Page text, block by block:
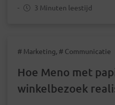
-
3 Minuten leestijd
# Marketing, # Communicatie
Hoe Meno met
winkelbezoek